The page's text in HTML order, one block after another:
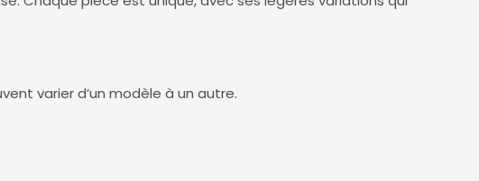
varier d’un modèle à un autre.